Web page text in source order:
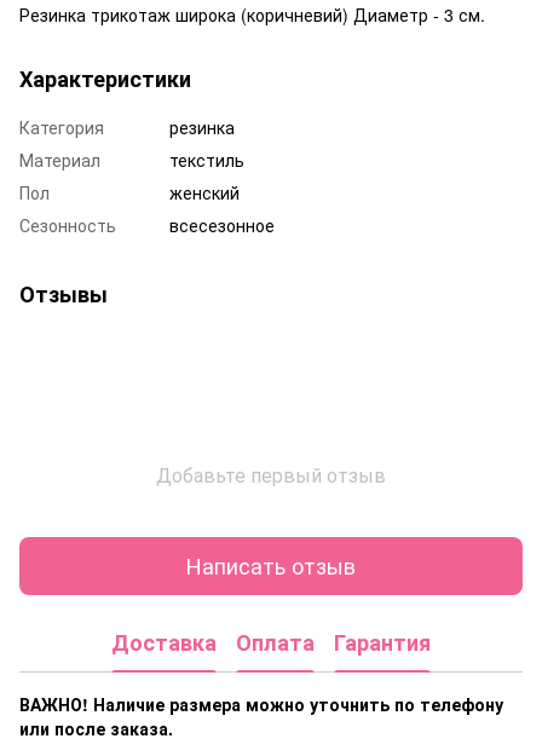
Резинка трикотаж широка (коричневий) Диаметр - 3 см.
Характеристики
Категория
резинка
Материал
текстиль
Пол
женский
Сезонность
всесезонное
Отзывы
Добавьте первый отзыв
Написать отзыв
Доставка Оплата Гарантия
ВАЖНО! Наличие размера можно уточнить по телефону
или после заказа.